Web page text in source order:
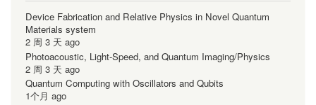
Device Fabrication and Relative Physics in Novel Quantum
Materials system
2 周 3 天 ago
Photoacoustic, Light-Speed, and Quantum Imaging/Physics
2 周 3 天 ago
Quantum Computing with Oscillators and Qubits
1个月 ago